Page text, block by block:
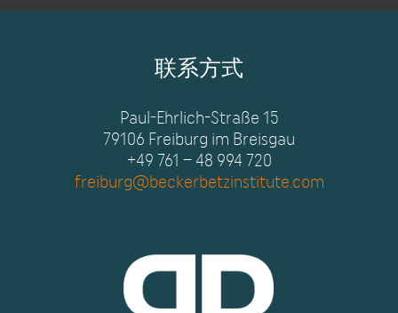
联系方式
Paul-Ehrlich-Straße 15
79106 Freiburg im Breisgau
+49 761 – 48 994 720
freiburg@beckerbetzinstitute.com